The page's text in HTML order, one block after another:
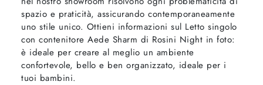
spazio e praticità, assicurando contemporaneamente
uno stile unico. Ottieni informazioni sul Letto singolo
con contenitore Aede Sharm di Rosini Night in foto:
è ideale per creare al meglio un ambiente
confortevole, bello e ben organizzato, ideale per i
tuoi bambini.